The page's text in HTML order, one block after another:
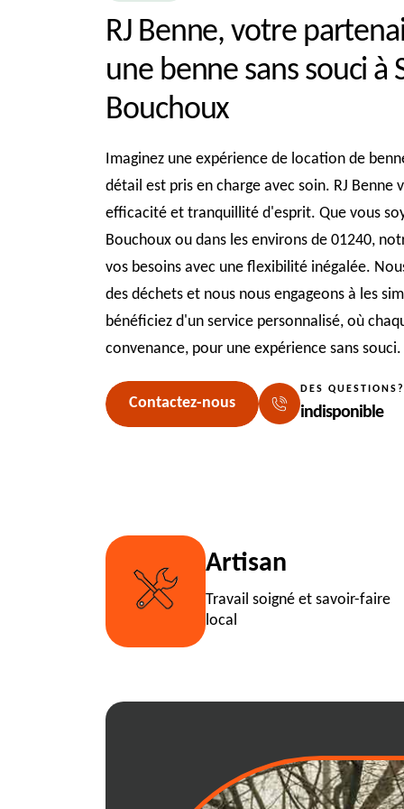
RJ Benne, votre
une benne sans souci à
Bouchoux
Imaginez une expérience de location de
détail est pris en charge avec soin. RJ
efficacité et tranquillité d'esprit. Que vous
Bouchoux ou dans les environs de 01240,
vos besoins avec une flexibilité inégalée.
des déchets et nous nous engageons à les
bénéficiez d'un service personnalisé, où
convenance, pour une expérience sans souci.
Contactez-nous
DES QUESTIONS?
indisponible
Artisan
Travail soigné et savoir-faire
local
Service rapide